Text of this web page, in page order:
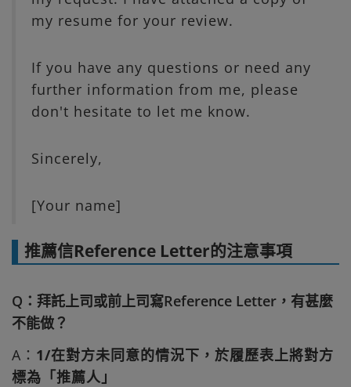
my resume for your review.
If you have any questions or need any
further information from me, please
don't hesitate to let me know.
Sincerely,
[Your name]
推薦信Reference Letter的注意事項
Q：拜託上司或前上司寫Reference Letter，有甚麼
不能做？
A： 1/在對方未同意的情況下，於履歷表上將對方
標為「推薦人」